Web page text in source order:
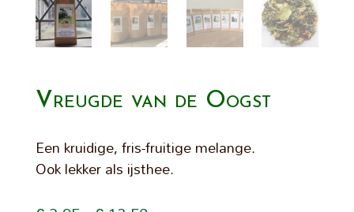
Vreugde van de Oogst
Een kruidige, fris-fruitige melange.
Ook lekker als ijsthee.